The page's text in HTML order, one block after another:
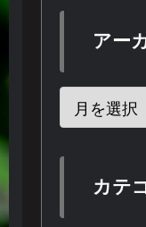
アー
カテ